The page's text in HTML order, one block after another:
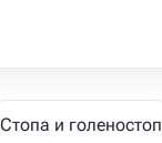
Стопа и голеностоп